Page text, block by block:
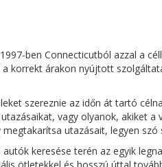
ben Connecticutból azzal a
korrekt árakon nyújtott
szereznie az időn át tartó
vagy olyanok, akiket
megtakarítsa utazásait, legyen
autók keresése terén az egyik
ötletekkel és hosszú úttal